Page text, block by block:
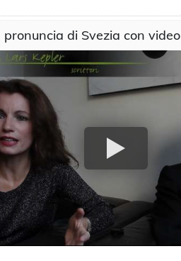
pronuncia di Svezia con video